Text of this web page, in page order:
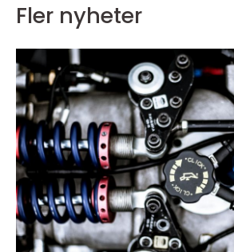
Fler nyheter